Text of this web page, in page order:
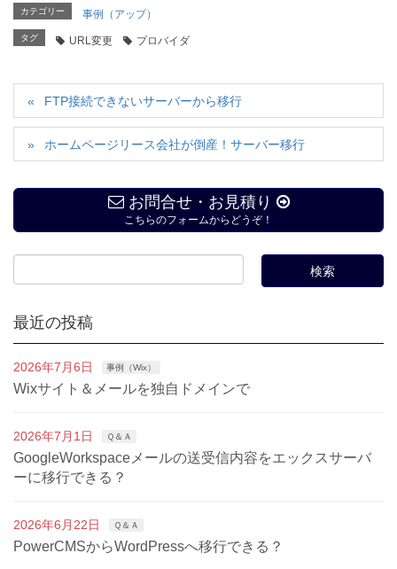
カテゴリー 事例（アップ）
タグ URL変更 プロバイダ
FTP接続できないサーバーから移行
ホームページリース会社が倒産！サーバー移行
お問合せ・お見積り
こちらのフォームからどうぞ！
最近の投稿
2026年7月6日 事例（Wix）
Wixサイト＆メールを独自ドメインで
2026年7月1日 Ｑ＆Ａ
GoogleWorkspaceメールの送受信内容をエックスサーバ
ーに移行できる？
2026年6月22日 Ｑ＆Ａ
PowerCMSからWordPressへ移行できる？